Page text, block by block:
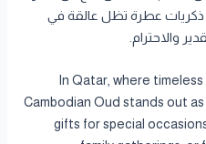
ذكريات عطرة تظل عالقة في
والاحترام.
In Qatar, where
Cambodian Oud stands out
gifts for special